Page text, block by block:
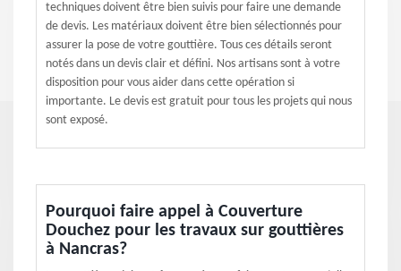
techniques doivent être bien suivis pour faire une demande
de devis. Les matériaux doivent être bien sélectionnés pour
assurer la pose de votre gouttière. Tous ces détails seront
notés dans un devis clair et défini. Nos artisans sont à votre
disposition pour vous aider dans cette opération si
importante. Le devis est gratuit pour tous les projets qui nous
sont exposé.
Pourquoi faire appel à Couverture
Douchez pour les travaux sur gouttières
à Nancras?